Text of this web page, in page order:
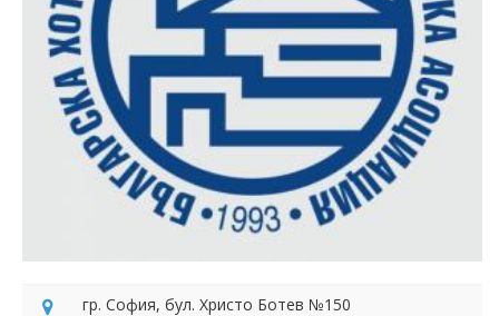
гр. София, бул. Христо Ботев №150